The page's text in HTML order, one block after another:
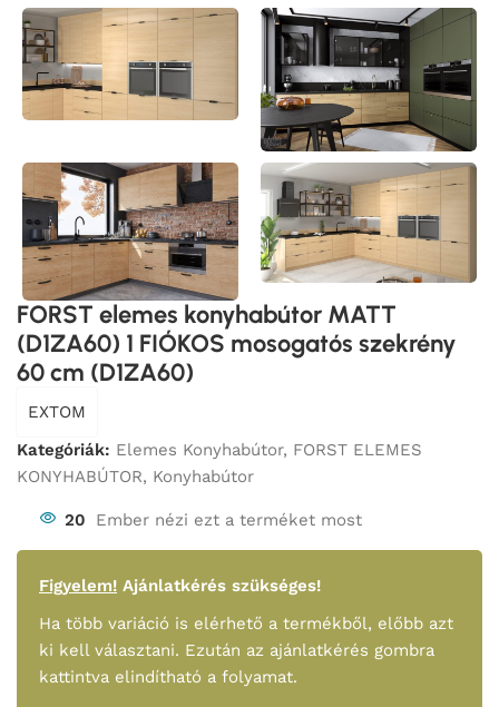
FORST elemes konyhabútor MATT
(D1ZA60) 1 FIÓKOS mosogatós szekrény
60 cm (D1ZA60)
EXTOM
Kategóriák: Elemes Konyhabútor, FORST ELEMES
KONYHABÚTOR, Konyhabútor
20 Ember nézi ezt a terméket most
Figyelem! Ajánlatkérés szükséges!
Ha több variáció is elérhető a termékből, előbb azt
ki kell választani. Ezután az ajánlatkérés gombra
kattintva elindítható a folyamat.